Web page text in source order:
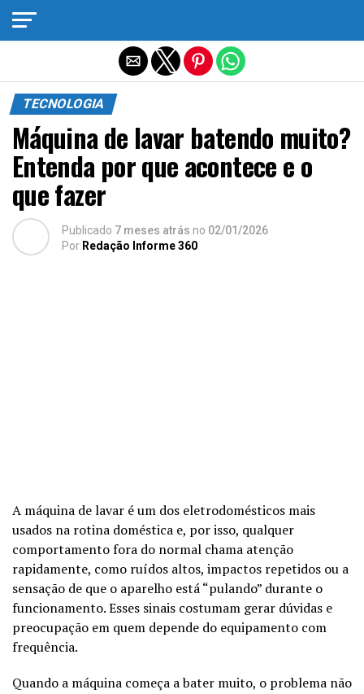
TECNOLOGIA
Máquina de lavar batendo muito?
Entenda por que acontece e o
que fazer
Publicado 7 meses atrás no 02/01/2026
Por Redação Informe 360
A máquina de lavar é um dos eletrodomésticos mais
usados na rotina doméstica e, por isso, qualquer
comportamento fora do normal chama atenção
rapidamente, como ruídos altos, impactos repetidos ou a
sensação de que o aparelho está “pulando” durante o
funcionamento. Esses sinais costumam gerar dúvidas e
preocupação em quem depende do equipamento com
frequência.
Quando a máquina começa a bater muito, o problema não